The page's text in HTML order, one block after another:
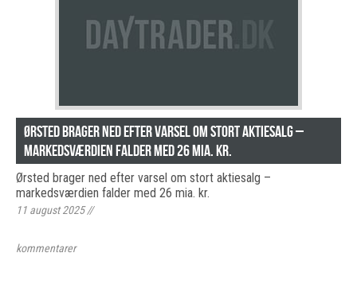
Ørsted brager ned efter varsel om stort aktiesalg –
markedsværdien falder med 26 mia. kr.
Ørsted brager ned efter varsel om stort aktiesalg –
markedsværdien falder med 26 mia. kr.
11 august 2025//
kommentarer